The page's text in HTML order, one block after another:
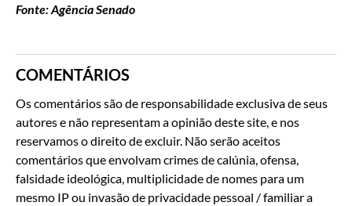
Fonte: Agência Senado
COMENTÁRIOS
Os comentários são de responsabilidade exclusiva de seus
autores e não representam a opinião deste site, e nos
reservamos o direito de excluir. Não serão aceitos
comentários que envolvam crimes de calúnia, ofensa,
falsidade ideológica, multiplicidade de nomes para um
mesmo IP ou invasão de privacidade pessoal / familiar a